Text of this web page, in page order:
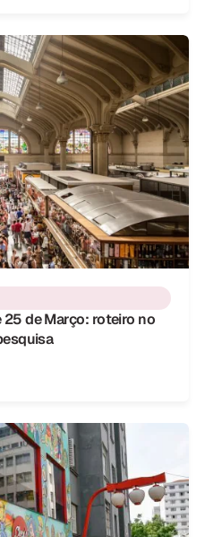
25 de Março: roteiro no